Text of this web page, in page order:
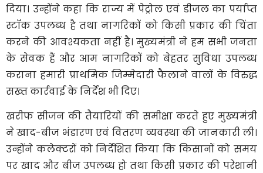
दिया। उन्होंने कहा कि राज्य में पेट्रोल एवं डीजल का पर्याप्त
स्टॉक उपलब्ध है तथा नागरिकों को किसी प्रकार की चिंता
करने की आवश्यकता नहीं है। मुख्यमंत्री ने हम सभी जनता
के सेवक हैं और आम नागरिकों को बेहतर सुविधा उपलब्ध
कराना हमारी प्राथमिक जिम्मेदारी फैलाने वालों के विरुद्ध
सख्त कार्रवाई के निर्देश भी दिए।
खरीफ सीजन की तैयारियों की समीक्षा करते हुए मुख्यमंत्री
ने खाद-बीज भंडारण एवं वितरण व्यवस्था की जानकारी ली।
उन्होंने कलेक्टरों को निर्देशित किया कि किसानों को समय
पर खाद और बीज उपलब्ध हो तथा किसी प्रकार की परेशानी